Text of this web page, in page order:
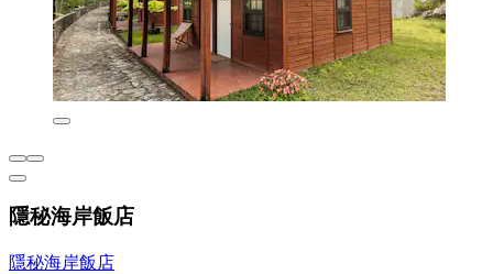
隱秘海岸飯店
隱秘海岸飯店